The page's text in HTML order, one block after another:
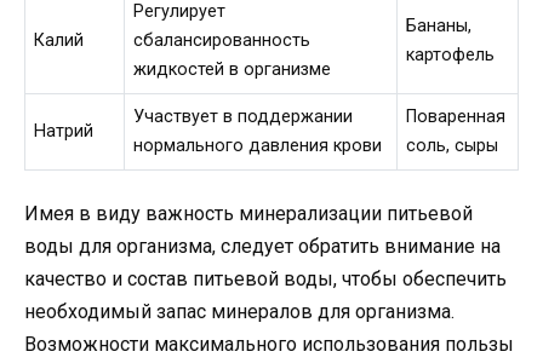
Калий
Регулирует
сбалансированность
жидкостей в организме
Бананы,
картофель
Натрий
Участвует в поддержании
нормального давления крови
Поваренная
соль, сыры
Имея в виду важность минерализации питьевой
воды для организма, следует обратить внимание на
качество и состав питьевой воды, чтобы обеспечить
необходимый запас минералов для организма.
Возможности максимального использования пользы